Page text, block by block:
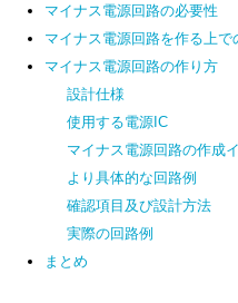
マイナス電源回路の必要性
マイナス電源回路を作る上で
マイナス電源回路の作り方
設計仕様
使用する電源IC
マイナス電源回路の作成
より具体的な回路例
確認項目及び設計方法
実際の回路例
まとめ